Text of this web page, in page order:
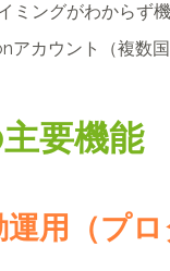
ミングがわからず
アカウント（複数
要機能
用（プ